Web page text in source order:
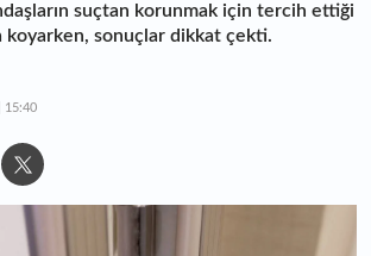
suçtan korunmak için tercih ettiği
sonuçlar dikkat çekti.
15:40